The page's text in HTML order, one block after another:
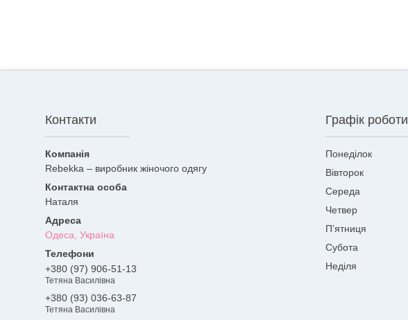
Контакти
Rebekka – виробник жіночого одягу
Наталя
Одеса, Україна
+380 (97) 906-51-13
Тетяна Василівна
+380 (93) 036-63-87
Тетяна Василівна
Графік роботи
Понеділок
Вівторок
Середа
Четвер
Пʼятниця
Субота
Неділя